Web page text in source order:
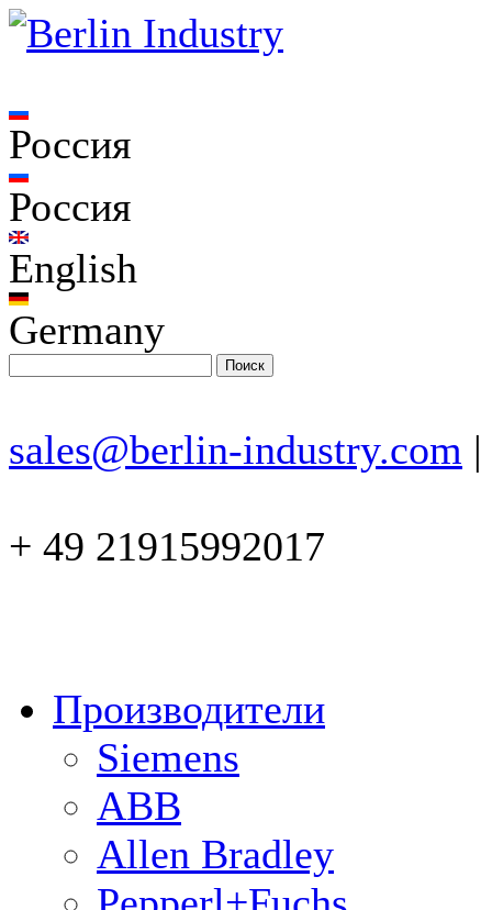
Россия
Россия
English
Germany
sales@berlin-industry.com |
+ 49 21915992017
Производители
Siemens
ABB
Allen Bradley